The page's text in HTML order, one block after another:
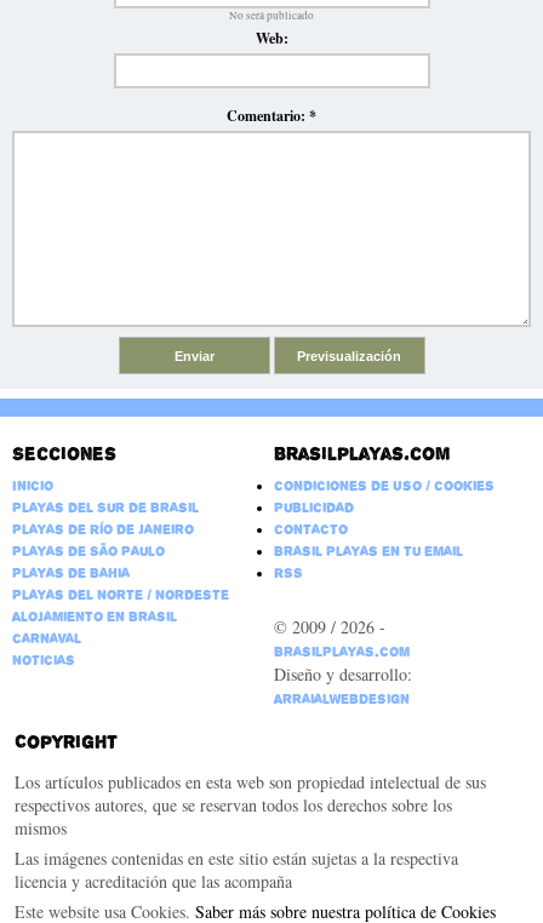
No será publicado
Web:
Comentario: *
Secciones
Inicio
Playas del Sur de Brasil
Playas de Río de Janeiro
Playas de São Paulo
Playas de Bahia
Playas del Norte / Nordeste
Alojamiento en Brasil
Carnaval
Noticias
Brasilplayas.com
Condiciones de Uso / Cookies
Publicidad
Contacto
Brasil Playas en tu email
RSS
© 2009 / 2026 -
BrasilPlayas.com
Diseño y desarrollo:
ArraialWebDesign
Copyright
Los artículos publicados en esta web son propiedad intelectual de sus
respectivos autores, que se reservan todos los derechos sobre los
mismos
Las imágenes contenidas en este sitio están sujetas a la respectiva
licencia y acreditación que las acompaña
Este website usa Cookies. Saber más sobre nuestra política de Cookies